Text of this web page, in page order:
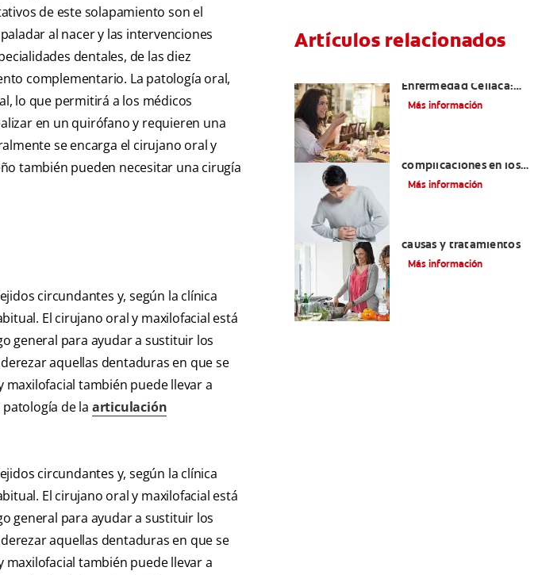
de este solapamiento son el
al nacer y las intervenciones
dentales, de las diez
complementario. La patología oral,
lo que permitirá a los médicos
en un quirófano y requieren una
se encarga el cirujano oral y
también pueden necesitar una cirugía
circundantes y, según la clínica
El cirujano oral y maxilofacial está
general para ayudar a sustituir los
aquellas dentaduras en que se
también puede llevar a
de la articulación
circundantes y, según la clínica
El cirujano oral y maxilofacial está
general para ayudar a sustituir los
aquellas dentaduras en que se
también puede llevar a
Artículos relacionados
Enfermedad Celíaca:
Cómo Reconocerlas Y
Más información
complicaciones en los
dientes | Cuidado bucal
Más información
causas y tratamientos
Más información